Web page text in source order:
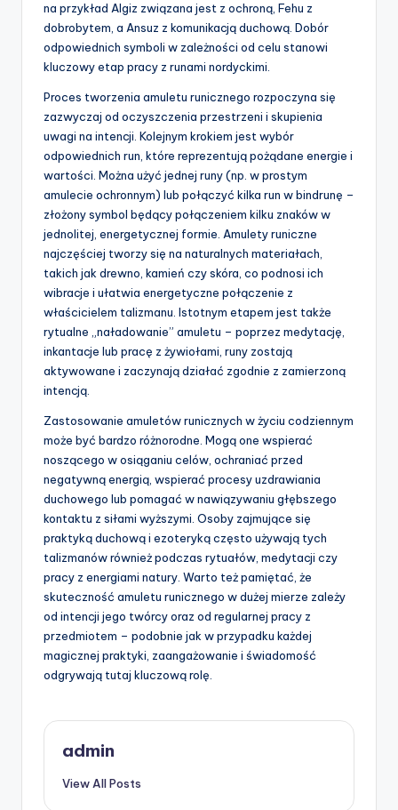
na przykład Algiz związana jest z ochroną, Fehu z
dobrobytem, a Ansuz z komunikacją duchową. Dobór
odpowiednich symboli w zależności od celu stanowi
kluczowy etap pracy z runami nordyckimi.
Proces tworzenia amuletu runicznego rozpoczyna się
zazwyczaj od oczyszczenia przestrzeni i skupienia
uwagi na intencji. Kolejnym krokiem jest wybór
odpowiednich run, które reprezentują pożądane energie i
wartości. Można użyć jednej runy (np. w prostym
amulecie ochronnym) lub połączyć kilka run w bindrunę –
złożony symbol będący połączeniem kilku znaków w
jednolitej, energetycznej formie. Amulety runiczne
najczęściej tworzy się na naturalnych materiałach,
takich jak drewno, kamień czy skóra, co podnosi ich
wibracje i ułatwia energetyczne połączenie z
właścicielem talizmanu. Istotnym etapem jest także
rytualne „naładowanie” amuletu – poprzez medytację,
inkantacje lub pracę z żywiołami, runy zostają
aktywowane i zaczynają działać zgodnie z zamierzoną
intencją.
Zastosowanie amuletów runicznych w życiu codziennym
może być bardzo różnorodne. Mogą one wspierać
noszącego w osiąganiu celów, ochraniać przed
negatywną energią, wspierać procesy uzdrawiania
duchowego lub pomagać w nawiązywaniu głębszego
kontaktu z siłami wyższymi. Osoby zajmujące się
praktyką duchową i ezoteryką często używają tych
talizmanów również podczas rytuałów, medytacji czy
pracy z energiami natury. Warto też pamiętać, że
skuteczność amuletu runicznego w dużej mierze zależy
od intencji jego twórcy oraz od regularnej pracy z
przedmiotem – podobnie jak w przypadku każdej
magicznej praktyki, zaangażowanie i świadomość
odgrywają tutaj kluczową rolę.
admin
View All Posts